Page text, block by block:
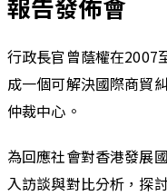
行政長官曾蔭權在2007
成一個可解決國際商貿
仲裁中心。
為回應社會對香港發展
入訪談與對比分析，探